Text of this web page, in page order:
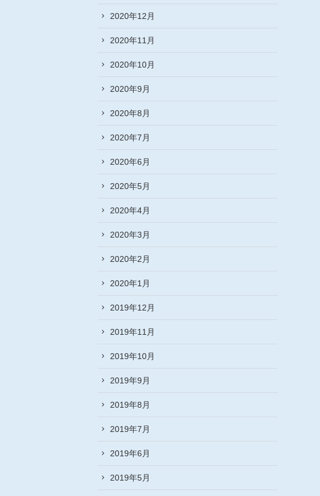
2020年12月
2020年11月
2020年10月
2020年9月
2020年8月
2020年7月
2020年6月
2020年5月
2020年4月
2020年3月
2020年2月
2020年1月
2019年12月
2019年11月
2019年10月
2019年9月
2019年8月
2019年7月
2019年6月
2019年5月